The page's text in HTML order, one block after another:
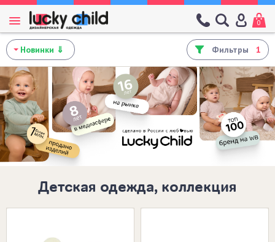
0
Фильтры 1
Детская одежда, коллекция